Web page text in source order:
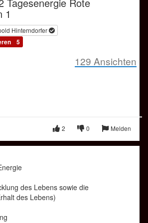
Compressed
1
Hinterndorfer
5
129 Ansichten
Melden
0
2
des Lebens sowie die
des Lebens)